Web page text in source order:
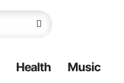
Health Music